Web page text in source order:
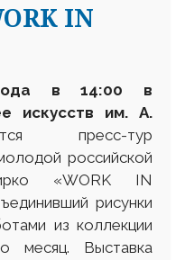
IN
в 14:00 в
искусств им. А.
пресс-тур
российской
«WORK IN
рисунки
из коллекции
месяц. Выставка